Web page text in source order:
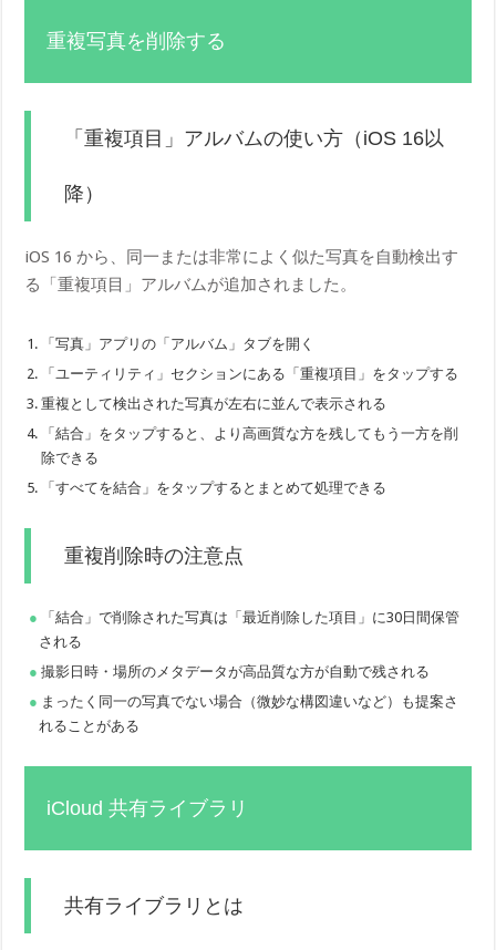
重複写真を削除する
「重複項目」アルバムの使い方（iOS 16以
降）
iOS 16 から、同一または非常によく似た写真を自動検出す
る「重複項目」アルバムが追加されました。
「写真」アプリの「アルバム」タブを開く
「ユーティリティ」セクションにある「重複項目」をタップする
重複として検出された写真が左右に並んで表示される
「結合」をタップすると、より高画質な方を残してもう一方を削
除できる
「すべてを結合」をタップするとまとめて処理できる
重複削除時の注意点
「結合」で削除された写真は「最近削除した項目」に30日間保管
される
撮影日時・場所のメタデータが高品質な方が自動で残される
まったく同一の写真でない場合（微妙な構図違いなど）も提案さ
れることがある
iCloud 共有ライブラリ
共有ライブラリとは